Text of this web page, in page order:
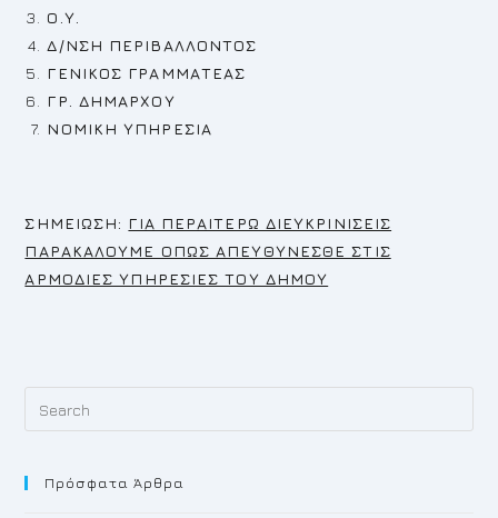
Ο.Υ.
Δ/ΝΣΗ ΠΕΡΙΒΑΛΛΟΝΤΟΣ
ΓΕΝΙΚΟΣ ΓΡΑΜΜΑΤΕΑΣ
ΓΡ. ΔΗΜΑΡΧΟΥ
ΝΟΜΙΚΗ ΥΠΗΡΕΣΙΑ
ΣΗΜΕΙΩΣΗ: ΓΙΑ ΠΕΡΑΙΤΕΡΩ ΔΙΕΥΚΡΙΝΙΣΕΙΣ
ΠΑΡΑΚΑΛΟΥΜΕ ΟΠΩΣ ΑΠΕΥΘΥΝΕΣΘΕ ΣΤΙΣ
ΑΡΜΟΔΙΕΣ ΥΠΗΡΕΣΙΕΣ ΤΟΥ ΔΗΜΟΥ
Πρόσφατα Άρθρα